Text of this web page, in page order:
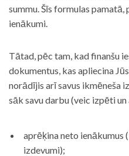
summu. Šīs formulas
ienākumi.
Tātad, pēc tam, kad finanšu
dokumentus, kas apliecina
norādījis arī savus ikmēneša
sāk savu darbu (veic izpēti un
aprēķina neto ienākumus
izdevumi);